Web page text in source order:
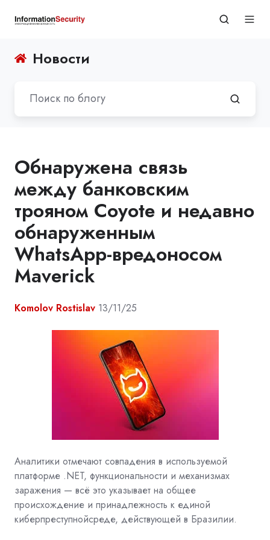
Новости
Обнаружена связь
между банковским
трояном Coyote и недавно
обнаруженным
WhatsApp-вредоносом
Maverick
Komolov Rostislav 13/11/25
Аналитики отмечают совпадения в используемой
платформе .NET, функциональности и механизмах
заражения — всё это указывает на общее
происхождение и принадлежность к единой
киберпреступнойсреде, действующей в Бразилии.